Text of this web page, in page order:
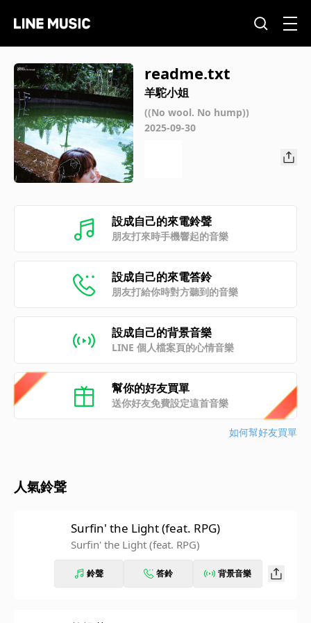
readme.txt
羊駝小姐
((No wool. No hump))
2025-09-30
設成自己的來電鈴聲
朋友打來時手機響起的音樂
設成自己的來電答鈴
朋友打給你時對方聽到的音樂
設成自己的背景音樂
LINE 個人檔案頁的心情音樂
幫你的好友買單
送你好友免費設定這首音樂
如何幫好友買單
人氣鈴聲
Surfin' the Light (feat. RPG)
Surfin' the Light (feat. RPG)
鈴聲 答鈴 背景音樂